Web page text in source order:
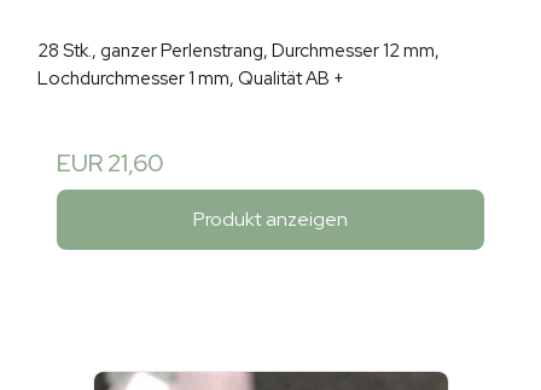
28 Stk., ganzer Perlenstrang, Durchmesser 12 mm,
Lochdurchmesser 1 mm, Qualität AB +
EUR 21,60
Produkt anzeigen